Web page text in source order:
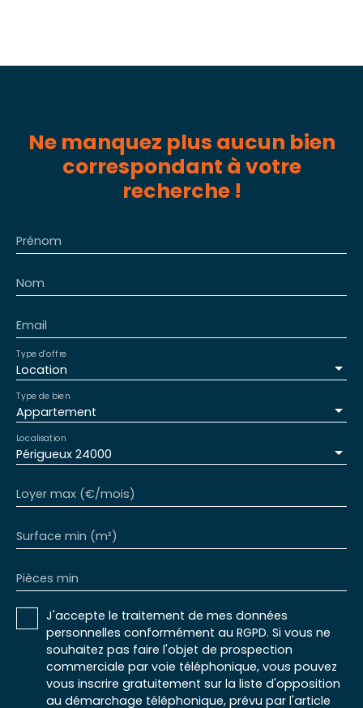
Ne manquez plus aucun bien
correspondant à votre
recherche !
Prénom
Nom
Email
Location
Type d'offre
Appartement
Type de bien
Périgueux 24000
Localisation
Loyer max (€/mois)
Surface min (m²)
Pièces min
J'accepte le traitement de mes données
personnelles conformément au RGPD. Si vous ne
souhaitez pas faire l'objet de prospection
commerciale par voie téléphonique, vous pouvez
vous inscrire gratuitement sur la liste d'opposition
au démarchage téléphonique, prévu par l'article